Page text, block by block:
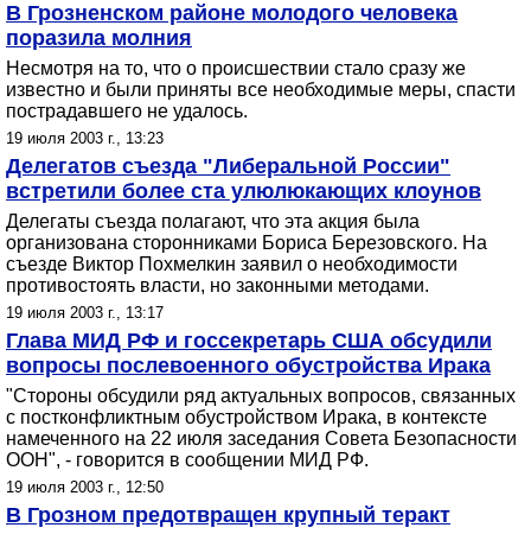
В Грозненском районе молодого человека
поразила молния
Несмотря на то, что о происшествии стало сразу же
известно и были приняты все необходимые меры, спасти
пострадавшего не удалось.
19 июля 2003 г., 13:23
Делегатов съезда "Либеральной России"
встретили более ста улюлюкающих клоунов
Делегаты съезда полагают, что эта акция была
организована сторонниками Бориса Березовского. На
съезде Виктор Похмелкин заявил о необходимости
противостоять власти, но законными методами.
19 июля 2003 г., 13:17
Глава МИД РФ и госсекретарь США обсудили
вопросы послевоенного обустройства Ирака
"Стороны обсудили ряд актуальных вопросов, связанных
с постконфликтным обустройством Ирака, в контексте
намеченного на 22 июля заседания Совета Безопасности
ООН", - говорится в сообщении МИД РФ.
19 июля 2003 г., 12:50
В Грозном предотвращен крупный теракт